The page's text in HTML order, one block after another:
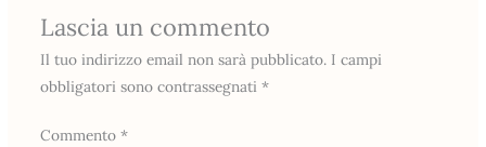
Lascia un commento
Il tuo indirizzo email non sarà pubblicato. I campi
obbligatori sono contrassegnati *
Commento *